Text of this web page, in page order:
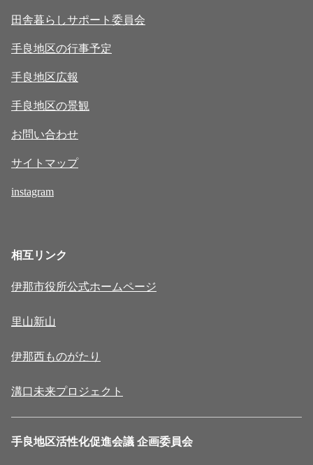
田舎暮らしサポート委員会
手良地区の行事予定
手良地区広報
手良地区の景観
お問い合わせ
サイトマップ
instagram
相互リンク
伊那市役所公式ホームページ
里山新山
伊那西ものがたり
溝口未来プロジェクト
手良地区活性化促進会議 企画委員会